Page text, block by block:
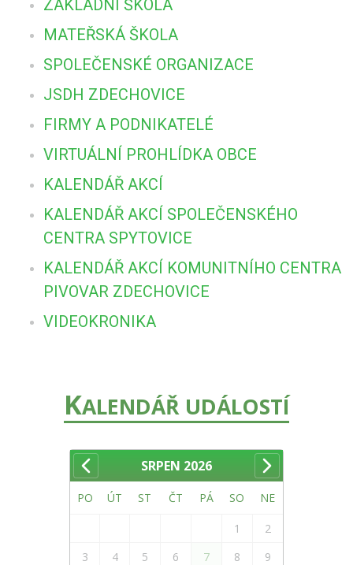
ZÁKLADNÍ ŠKOLA
MATEŘSKÁ ŠKOLA
SPOLEČENSKÉ ORGANIZACE
JSDH ZDECHOVICE
FIRMY A PODNIKATELÉ
VIRTUÁLNÍ PROHLÍDKA OBCE
KALENDÁŘ AKCÍ
KALENDÁŘ AKCÍ SPOLEČENSKÉHO
CENTRA SPYTOVICE
KALENDÁŘ AKCÍ KOMUNITNÍHO CENTRA
PIVOVAR ZDECHOVICE
VIDEOKRONIKA
KALENDÁŘ UDÁLOSTÍ
SRPEN 2026
PO ÚT ST ČT PÁ SO NE
1
2
3
4 5 6 7 8
9